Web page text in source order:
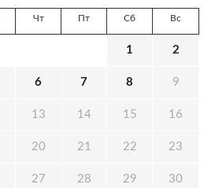
Чт Пт Сб Вс
1 2
6 7 8 9
13 14 15 16
20 21 22 23
27 28 29 30